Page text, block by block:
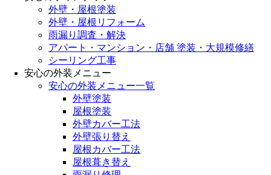
外壁・屋根塗装
外壁・屋根リフォーム
雨漏り調査・解決
アパート・マンション・店舗 塗装・大規模修繕
シーリング工事
安心の外装メニュー
安心の外装メニュー一覧
外壁塗装
屋根塗装
外壁カバー工法
外壁張り替え
屋根カバー工法
屋根葺き替え